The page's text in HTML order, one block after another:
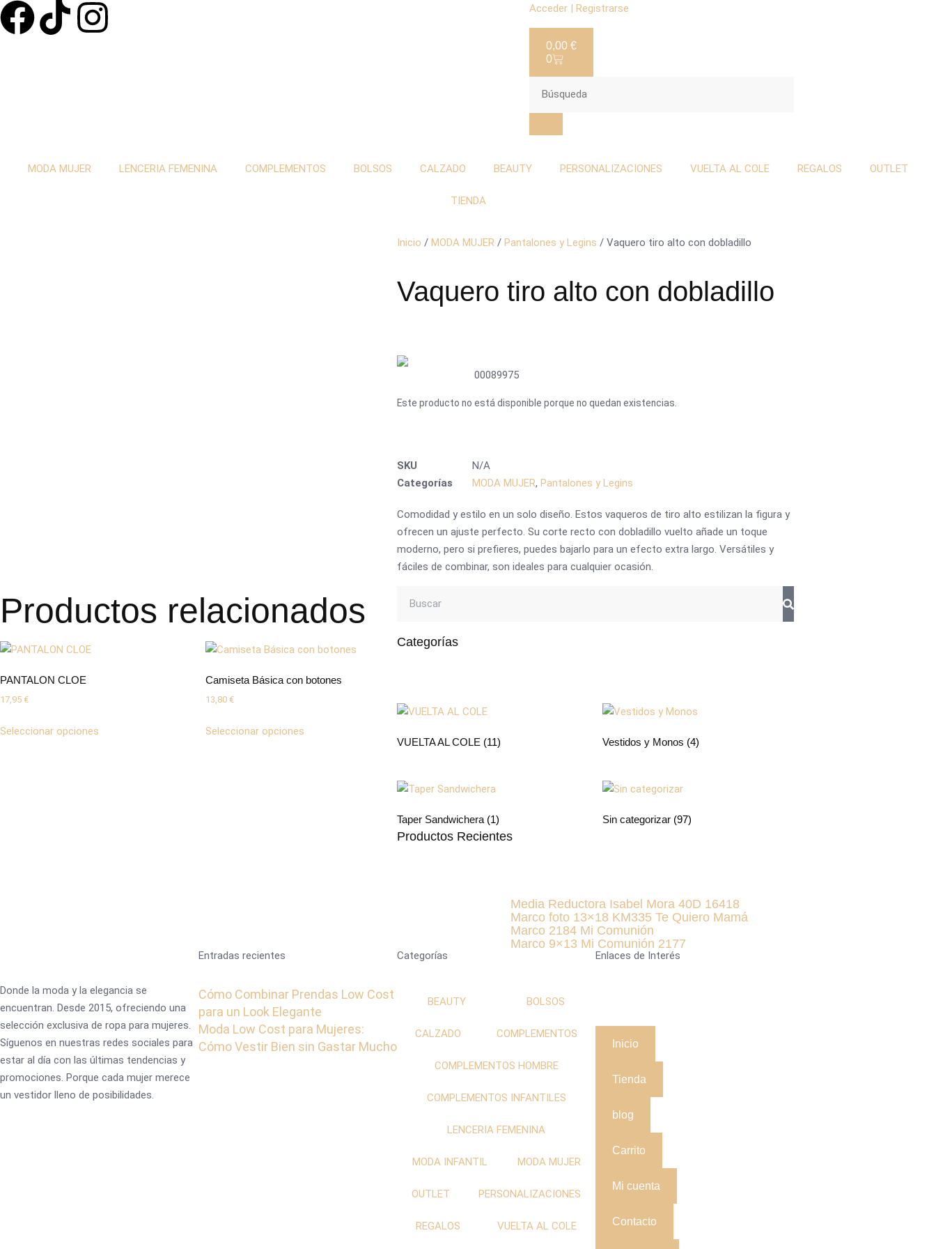
Acceder | Registrarse
0,00 €
0
MODA MUJER LENCERIA FEMENINA COMPLEMENTOS BOLSOS CALZADO BEAUTY PERSONALIZACIONES VUELTA AL COLE REGALOS OUTLET
TIENDA
Inicio / MODA MUJER / Pantalones y Legins / Vaquero tiro alto con dobladillo
Vaquero tiro alto con dobladillo
00089975
Este producto no está disponible porque no quedan existencias.
SKU
N/A
Categorías
MODA MUJER, Pantalones y Legins
Comodidad y estilo en un solo diseño. Estos vaqueros de tiro alto estilizan la figura y
ofrecen un ajuste perfecto. Su corte recto con dobladillo vuelto añade un toque
moderno, pero si prefieres, puedes bajarlo para un efecto extra largo. Versátiles y
fáciles de combinar, son ideales para cualquier ocasión.
Productos relacionados
PANTALON CLOE
17,95 €
Seleccionar opciones
Camiseta Básica con botones
13,80 €
Seleccionar opciones
Categorías
VUELTA AL COLE (11) Vestidos y Monos (4)
Taper Sandwichera (1) Sin categorizar (97)
Productos Recientes
Media Reductora Isabel Mora 40D 16418
Marco foto 13×18 KM335 Te Quiero Mamá
Marco 2184 Mi Comunión
Marco 9×13 Mi Comunión 2177
Donde la moda y la elegancia se
encuentran. Desde 2015, ofreciendo una
selección exclusiva de ropa para mujeres.
Síguenos en nuestras redes sociales para
estar al día con las últimas tendencias y
promociones. Porque cada mujer merece
un vestidor lleno de posibilidades.
Entradas recientes
Cómo Combinar Prendas Low Cost
para un Look Elegante
Moda Low Cost para Mujeres:
Cómo Vestir Bien sin Gastar Mucho
Categorías
BEAUTY BOLSOS
CALZADO COMPLEMENTOS
COMPLEMENTOS HOMBRE
COMPLEMENTOS INFANTILES
LENCERIA FEMENINA
MODA INFANTIL MODA MUJER
OUTLET PERSONALIZACIONES
REGALOS VUELTA AL COLE
Enlaces de Interés
Inicio
Tienda
blog
Carrito
Mi cuenta
Contacto